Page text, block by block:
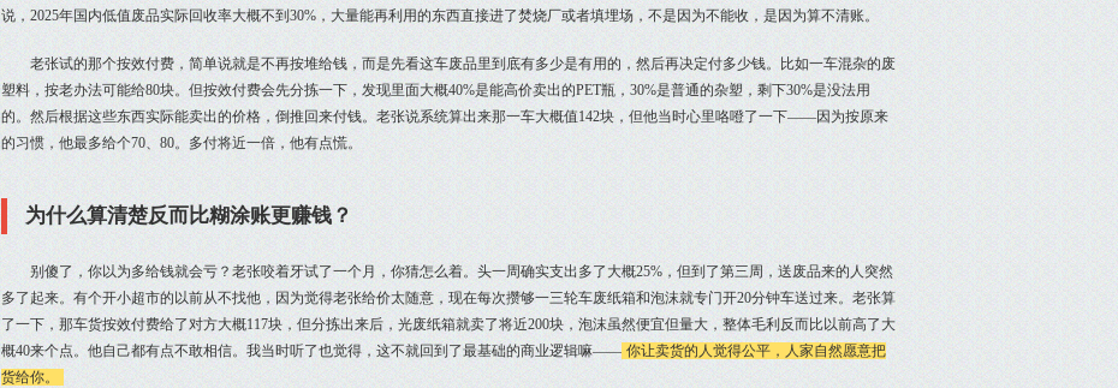
说，2025年国内低值废品实际回收率大概不到30%，大量能再利用的东西直接进了焚烧厂或者填埋场，不是因为不能收，是因为算不清账。
老张试的那个按效付费，简单说就是不再按堆给钱，而是先看这车废品里到底有多少是有用的，然后再决定付多少钱。比如一车混杂的废
塑料，按老办法可能给80块。但按效付费会先分拣一下，发现里面大概40%是能高价卖出的PET瓶，30%是普通的杂塑，剩下30%是没法用
的。然后根据这些东西实际能卖出的价格，倒推回来付钱。老张说系统算出来那一车大概值142块，但他当时心里咯噔了一下——因为按原来
的习惯，他最多给个70、80。多付将近一倍，他有点慌。
为什么算清楚反而比糊涂账更赚钱？
别傻了，你以为多给钱就会亏？老张咬着牙试了一个月，你猜怎么着。头一周确实支出多了大概25%，但到了第三周，送废品来的人突然
多了起来。有个开小超市的以前从不找他，因为觉得老张给价太随意，现在每次攒够一三轮车废纸箱和泡沫就专门开20分钟车送过来。老张算
了一下，那车货按效付费给了对方大概117块，但分拣出来后，光废纸箱就卖了将近200块，泡沫虽然便宜但量大，整体毛利反而比以前高了大
概40来个点。他自己都有点不敢相信。我当时听了也觉得，这不就回到了最基础的商业逻辑嘛—— 你让卖货的人觉得公平，人家自然愿意把
货给你。